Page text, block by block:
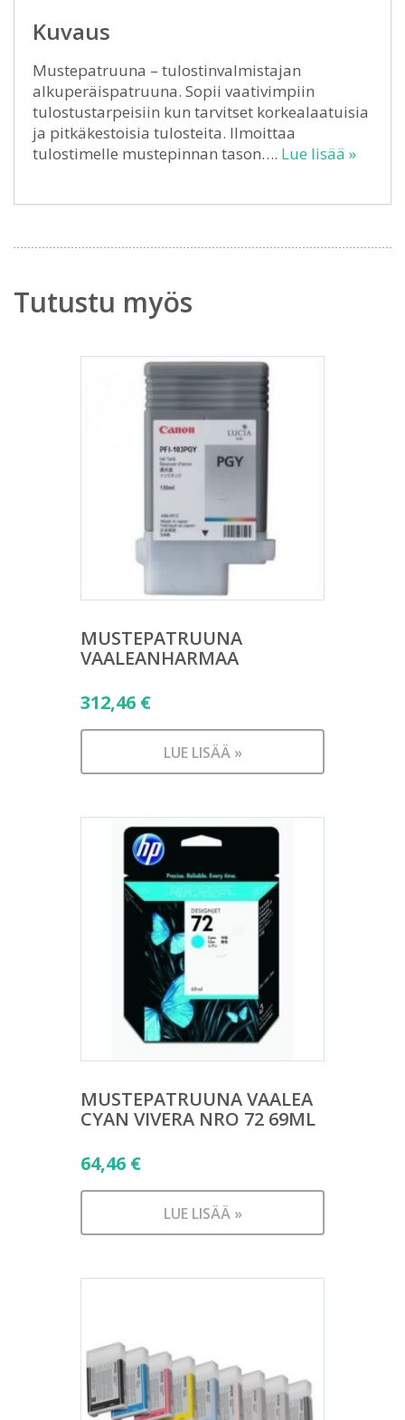
Kuvaus
Mustepatruuna – tulostinvalmistajan
alkuperäispatruuna. Sopii vaativimpiin
tulostustarpeisiin kun tarvitset korkealaatuisia
ja pitkäkestoisia tulosteita. Ilmoittaa
tulostimelle mustepinnan tason…. Lue lisää »
Tutustu myös
MUSTEPATRUUNA
VAALEANHARMAA
312,46 €
LUE LISÄÄ »
MUSTEPATRUUNA VAALEA
CYAN VIVERA NRO 72 69ML
64,46 €
LUE LISÄÄ »